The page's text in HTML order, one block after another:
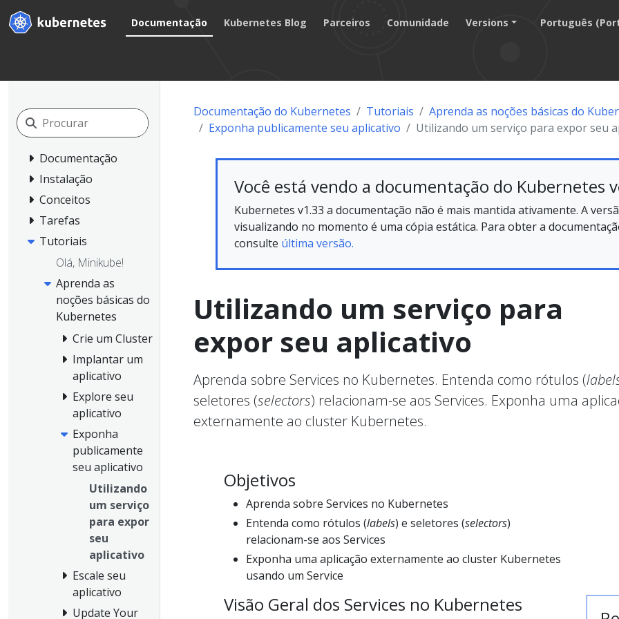
Documentação Kubernetes Blog Parceiros Comunidade Versions Português
Documentação
Instalação
Conceitos
Tarefas
Tutoriais
Olá, Minikube!
Aprenda as
noções básicas do
Kubernetes
Crie um Cluster
Implantar um
aplicativo
Explore seu
aplicativo
Exponha
publicamente
seu aplicativo
Utilizando
um serviço
para expor
seu
aplicativo
Escale seu
aplicativo
Update Your
Documentação do Kubernetes Tutoriais
Aprenda as noções básicas do
Exponha publicamente seu aplicativo
Utilizando um serviço para expor seu
Você está vendo a documentação do Kubernetes
Kubernetes v1.33 a documentação não é mais mantida ativamente. A
visualizando no momento é uma cópia estática. Para obter a
consulte última versão.
Utilizando um serviço para
expor seu aplicativo
Aprenda sobre Services no Kubernetes. Entenda como rótulos (
seletores (selectors) relacionam-se aos Services. Exponha uma
externamente ao cluster Kubernetes.
Objetivos
Aprenda sobre Services no Kubernetes
Entenda como rótulos (labels) e seletores (selectors)
relacionam-se aos Services
Exponha uma aplicação externamente ao cluster Kubernetes
usando um Service
Visão Geral dos Services no Kubernetes